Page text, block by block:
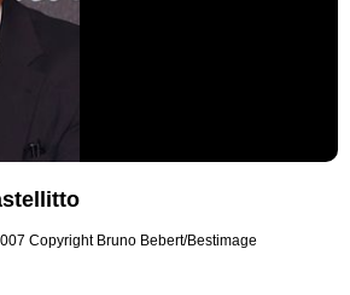
Copyright Bruno Bebert/Bestimage